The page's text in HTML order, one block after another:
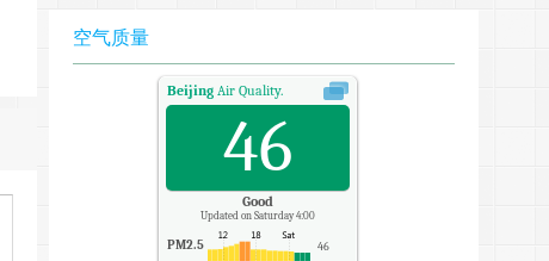
空气质量
Beijing Air Quality.
46
Good
Updated on Saturday 4:00
PM2.5 46